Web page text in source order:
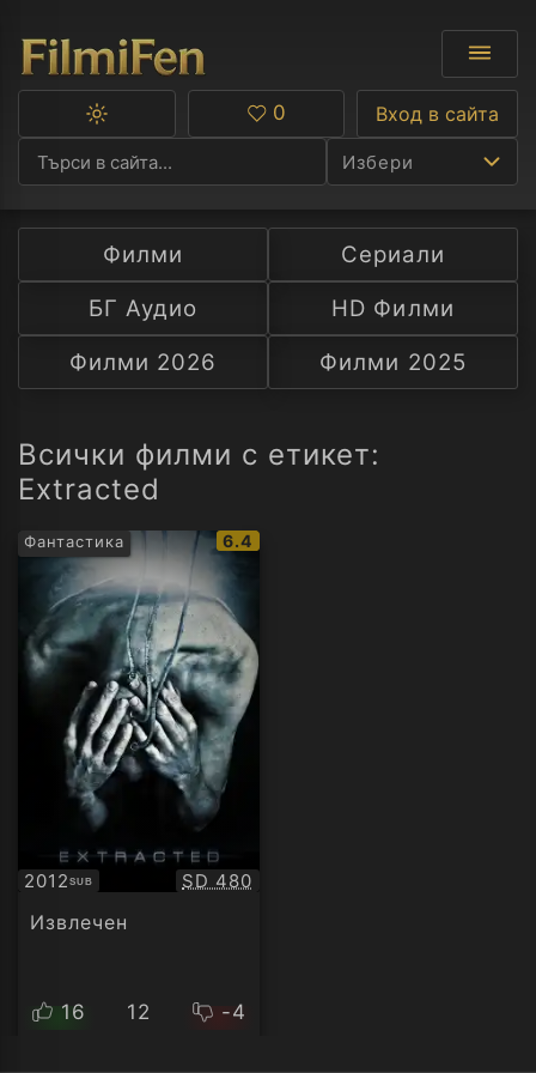
Избери
Ф
С
А
Превключване
тъмна
тема
Любими
0 Вход в сайта
Филми
Сериали
БГ Аудио
HD Филми
Филми 2026
Филми 2025
Всички филми с етикет:
Extracted
Фантастика
IMDb
рейтинг:
6.4
2012SUB
Субтитри Качество:
SD 480
Извлечен
16 12 -4